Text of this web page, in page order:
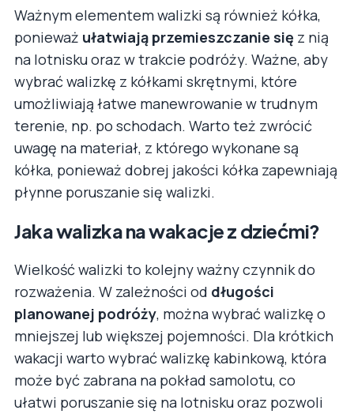
Ważnym elementem walizki są również kółka,
ponieważ ułatwiają przemieszczanie się z nią
na lotnisku oraz w trakcie podróży. Ważne, aby
wybrać walizkę z kółkami skrętnymi, które
umożliwiają łatwe manewrowanie w trudnym
terenie, np. po schodach. Warto też zwrócić
uwagę na materiał, z którego wykonane są
kółka, ponieważ dobrej jakości kółka zapewniają
płynne poruszanie się walizki.
Jaka walizka na wakacje z dziećmi?
Wielkość walizki to kolejny ważny czynnik do
rozważenia. W zależności od długości
planowanej podróży, można wybrać walizkę o
mniejszej lub większej pojemności. Dla krótkich
wakacji warto wybrać walizkę kabinkową, która
może być zabrana na pokład samolotu, co
ułatwi poruszanie się na lotnisku oraz pozwoli